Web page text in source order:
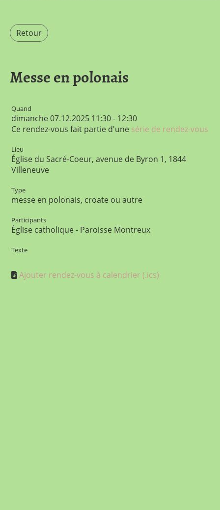
Retour
Messe en polonais
Quand
dimanche 07.12.2025 11:30 - 12:30
Ce rendez-vous fait partie d'une série de rendez-vous
Lieu
Église du Sacré-Coeur, avenue de Byron 1, 1844
Villeneuve
Type
messe en polonais, croate ou autre
Participants
Église catholique - Paroisse Montreux
Texte
Ajouter rendez-vous à calendrier (.ics)